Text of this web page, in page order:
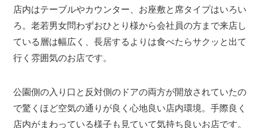
店内はテーブルやカウンター、お座敷と席タイプはいろい
ろ。老若男女問わずおひとり様から会社員の方まで来店し
ている層は幅広く、長居するよりは食べたらサクッと出て
行く雰囲気のお店です。
公園側の入り口と反対側のドアの両方が開放されていたの
で驚くほど空気の通りが良く心地良い店内環境。手際良く
店内がまわっている様子も見ていて気持ち良いお店です。